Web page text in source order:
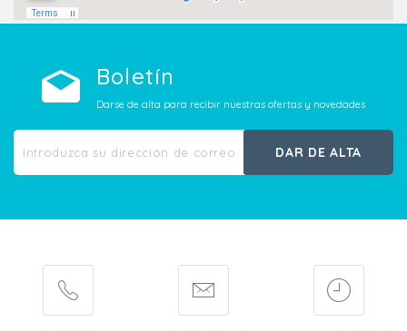
Boletín
Darse de alta para recibir nuestras ofertas y novedades
DAR DE ALTA